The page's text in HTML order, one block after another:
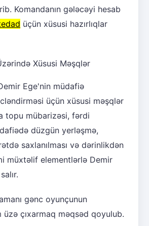
Komandanın gələcəyi hesab
üçün xüsusi hazırlıqlar
Xüsusi Məşqlər
Ege'nin müdafiə
üçün xüsusi məşqlər
topu mübarizəsi, fərdi
düzgün yerləşmə,
saxlanılması və dərinlikdən
müxtəlif elementlərlə Demir
gənc oyunçunun
üzə çıxarmaq məqsəd qoyulub.